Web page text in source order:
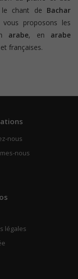
le chant de Bachar
proposons les
arabe, en arabe
françaises.
nous
nous
légales